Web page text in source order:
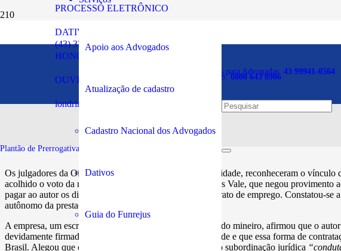
PROCESSO ELETRÔNICO
DATIVOS
HONORÁRIOS
OUVIDORIA
(43) 3294-5900
londrina@oabpr.org.br
Plantão de Prerrogativas para Advogadas: 43 99941-0564
SOS PRERROGATIVAS: 0800 643 8906
Apoio aos Advogados
Atualização de cadastro
Cadastro Nacional dos Advogados
Dativos
Guia do Funrejus
Plantão de Prerrogativas da Subseção:
Advogado que prestava
reconhecido vínculo de emprego
Os julgadores da Oitava Turma do TRT-MG, por unanimidade, reconheceram o vínculo
acolhido o voto da relatora, juíza convocada Renata Lopes Vale, que negou provimento
pagar ao autor os direitos trabalhistas decorrentes do contrato de emprego. Constatou-
autônomo da prestação de serviços.
A empresa, um escritório de advocacia que atua no mercado mineiro, afirmou que o
devidamente firmado. Sustentou que não foi provada fraude e que essa forma de
Brasil. Alegou que o profissional tentou caracterizar como subordinação jurídica